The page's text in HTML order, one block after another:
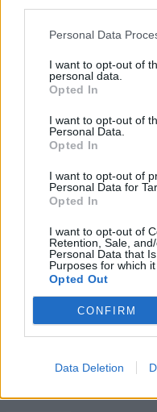
Personal Data
I want to opt-out of
personal data.
Opted In
I want to opt-out of
Personal Data.
Opted In
I want to opt-out of
Personal Data for
Opted In
I want to opt-out of
Retention, Sale,
Personal Data that
Purposes for which it
Opted Out
CONFIRM
Data Deletion
Juhász
mamba
Sápi Zsófia
Az
Katla, a
Zokniban
első
Sápi Zsófia